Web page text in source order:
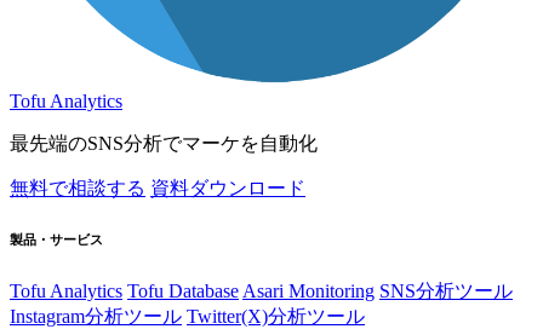
Tofu Analytics
最先端のSNS分析でマーケを自動化
無料で相談する 資料ダウンロード
製品・サービス
Tofu Analytics Tofu Database Asari Monitoring SNS分析ツール
Instagram分析ツール Twitter(X)分析ツール